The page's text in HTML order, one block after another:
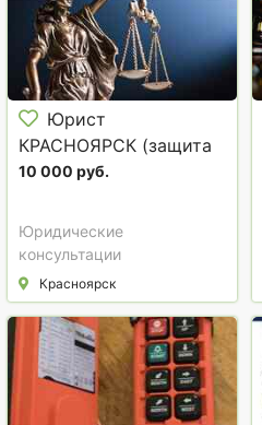
Юрист
КРАСНОЯРСК (защита
в суде)
10 000 руб.
Юридические
консультации
Красноярск